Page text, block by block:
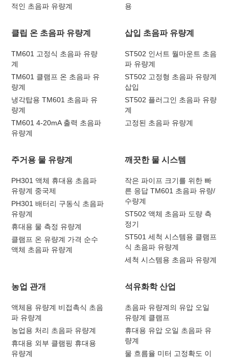
적인 초음파 유량계
용
클립 온 초음파 유량계
TM601 고정식 초음파 유량
계
TM601 클램프 온 초음파 유
량계
냉각탑용 TM601 초음파 유
량계
TM601 4-20mA 출력 초음파
유량계
삽입 초음파 유량계
ST502 인서트 월마운트 초음
파 유량계
ST502 고정형 초음파 유량계
삽입
ST502 플러그인 초음파 유량
계
고정된 초음파 유량계
주거용 물 유량계
PH301 액체 휴대용 초음파
유량계 중국제
PH301 배터리 구동식 초음파
유량계
휴대용 물 측정 유량계
클램프 온 유량계 가격 순수
액체 초음파 유량계
깨끗한 물 시스템
작은 파이프 크기를 위한 빠
른 응답 TM601 초음파 유량/
수량계
ST502 액체 초음파 도량 측
정기
ST501 세척 시스템용 클램프
식 초음파 유량계
세척 시스템용 초음파 유량계
농업 관개
액체용 유량계 비접촉식 초음
파 유량계
농업용 처리 초음파 유량계
휴대용 외부 클램핑 휴대용
유량계
석유화학 산업
초음파 유량계의 유압 오일
유량계 클램프
휴대용 유압 오일 초음파 유
량계
물 흐름율 미터 고정확도 이